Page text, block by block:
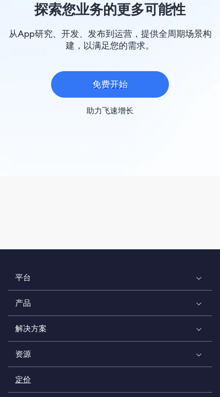
探索您业务的更多可能性
从App研究、开发、发布到运营，提供全周期场景构
建，以满足您的需求。
免费开始
助力飞速增长
平台
产品
解决方案
资源
定价